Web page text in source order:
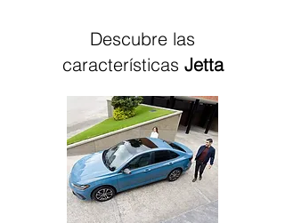
Descubre las
características Jetta